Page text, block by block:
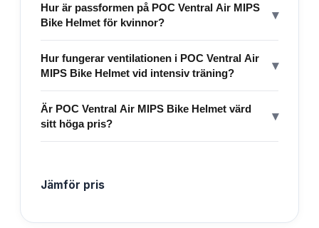
Hur är passformen på POC Ventral Air MIPS
Bike Helmet för kvinnor?
▾
Hur fungerar ventilationen i POC Ventral Air
MIPS Bike Helmet vid intensiv träning?
▾
Är POC Ventral Air MIPS Bike Helmet värd
sitt höga pris?
▾
Jämför pris